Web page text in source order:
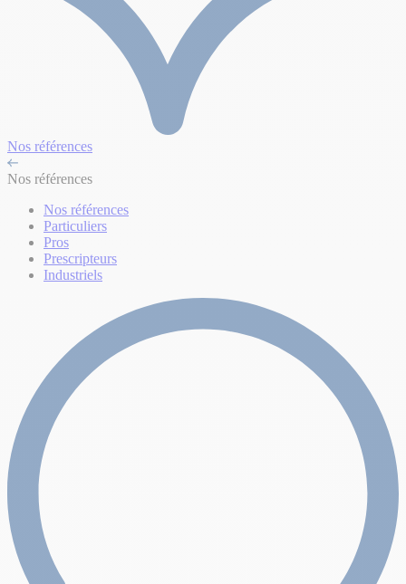
Nos références
Nos références
Nos références
Particuliers
Pros
Prescripteurs
Industriels